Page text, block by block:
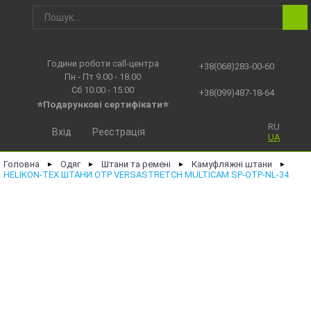
Години роботи call-центра
Пн - Пт 9.00 - 18.00
Сб 10.00 - 15.00
⭐Подарункові сертифікати⭐
+38(068)283-00-60
+38(099)487-18-64
RU
UA
Вхід Реєстрація
Головна ► Одяг ► Штани та ремені ► Камуфляжні штани ►
HELIKON-TEX ШТАНИ OTP VERSASTRETCH MULTICAM SP-OTP-NL-34